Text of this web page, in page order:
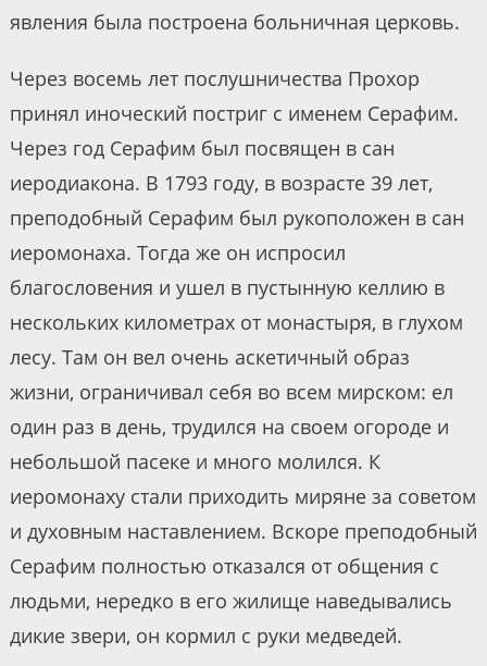
явления была построена больничная церковь.
Через восемь лет послушничества Прохор
принял иноческий постриг с именем Серафим.
Через год Серафим был посвящен в сан
иеродиакона. В 1793 году, в возрасте 39 лет,
преподобный Серафим был рукоположен в сан
иеромонаха. Тогда же он испросил
благословения и ушел в пустынную келлию в
нескольких километрах от монастыря, в глухом
лесу. Там он вел очень аскетичный образ
жизни, ограничивал себя во всем мирском: ел
один раз в день, трудился на своем огороде и
небольшой пасеке и много молился. К
иеромонаху стали приходить миряне за советом
и духовным наставлением. Вскоре преподобный
Серафим полностью отказался от общения с
людьми, нередко в его жилище наведывались
дикие звери, он кормил с руки медведей.